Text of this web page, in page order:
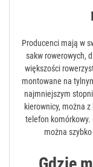
Producenci mają w
sakw rowerowych,
większości
montowane na
najmniejszym
kierownicy, można
telefon komórkowy.
można